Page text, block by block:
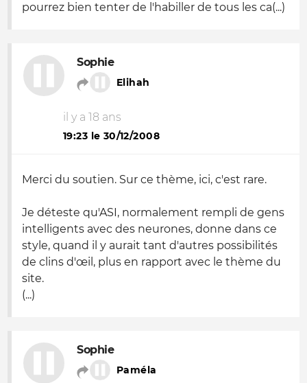
pourrez bien tenter de l'habiller de tous les ca(...)
Sophie
Elihah
il y a 18 ans
19:23 le 30/12/2008
Merci du soutien. Sur ce thème, ici, c'est rare.
Je déteste qu'ASI, normalement rempli de gens
intelligents avec des neurones, donne dans ce
style, quand il y aurait tant d'autres possibilités
de clins d'œil, plus en rapport avec le thème du
site.
(...)
Sophie
Paméla